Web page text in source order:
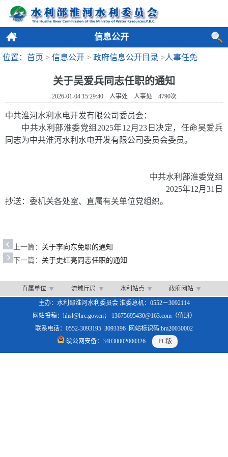
信息公开
位置：首页 > 信息公开 > 政府信息公开目录 >人事任免
关于吴爱兵同志任职的通知
2026-01-04 15:29:40 人事处 人事处 4790次
中共淮河水利水电开发有限公司委员会：
中共水利部淮委党组 2025年12 月 23 日决定， 任命吴爱兵
同志为中共淮河水利水电开发有限公司委员会委员。
中共水利部淮委党组
2025年12月 31 日
抄送： 委机关各处室、直属有关单位党组织。
上一篇： 关于李向东免职的通知
下一篇： 关于史红亮同志任职的通知
直属单位 流域厅局 水利站点
政府网站
主办：水利部淮河水利委员会 淮委总机：0552－3092114
网站投稿：hhsl@hrc.gov.cn； 13675695430@163.com（值班）
联系电话：0552-3093195 3093196 网站标识码:bm20030002
皖公网安备：34030002000326
PC版